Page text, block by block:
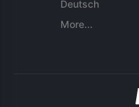
Deutsch
More...